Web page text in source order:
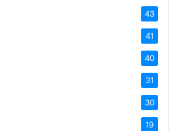
43
41
40
31
30
19